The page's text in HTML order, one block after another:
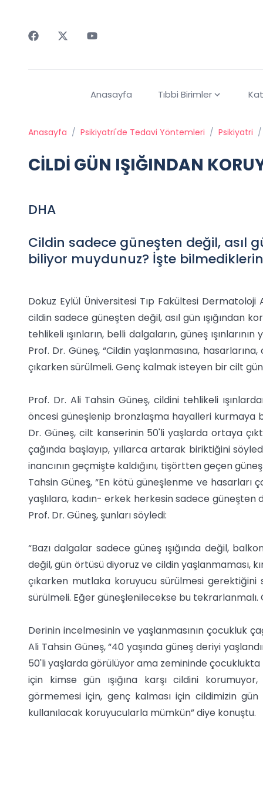
Anasayfa Tıbbi Birimler
Anasayfa / Psikiyatri'de Tedavi Yöntemleri / Psikiyatri /
CİLDİ GÜN IŞIĞINDAN
DHA
Cildin sadece güneşten değil, asıl
biliyor muydunuz? İşte
Dokuz Eylül Üniversitesi Tıp Fakültesi
cildin sadece güneşten değil, asıl gün ışığından
tehlikeli ışınların, belli dalgaların, güneş
Prof. Dr. Güneş, “Cildin yaşlanmasına,
çıkarken sürülmeli. Genç kalmak isteyen bir cilt gün
Prof. Dr. Ali Tahsin Güneş, cildini tehlikeli
öncesi güneşlenip bronzlaşma hayalleri kurmaya
Dr. Güneş, cilt kanserinin 50'li yaşlarda ortaya
çağında başlayıp, yıllarca artarak biriktiğini
inancının geçmişte kaldığını, tişörtten geçen güneş
Tahsin Güneş, “En kötü güneşlenme ve
yaşlılara, kadın- erkek herkesin sadece güneşten
Prof. Dr. Güneş, şunları söyledi:
“Bazı dalgalar sadece güneş ışığında değil,
değil, gün örtüsü diyoruz ve cildin yaşlanmaması,
çıkarken mutlaka koruyucu sürülmesi gerektiğini
sürülmeli. Eğer güneşlenilecekse bu tekrarlanmalı.
Derinin incelmesinin ve yaşlanmasının çocukluk
Ali Tahsin Güneş, “40 yaşında güneş deriyi
50'li yaşlarda görülüyor ama zemininde çocuklukta
için kimse gün ışığına karşı cildini
görmemesi için, genç kalması için cildimizin
kullanılacak koruyucularla mümkün” diye konuştu.